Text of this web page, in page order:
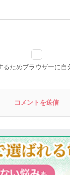
るためブラウザーに自